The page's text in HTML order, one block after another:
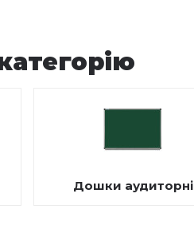
Дошки аудиторні